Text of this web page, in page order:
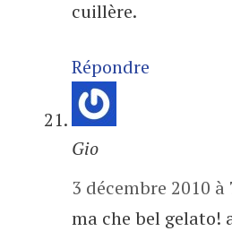
cuillère.
Répondre
Gio
3 décembre 2010 à
ma che bel gelato!